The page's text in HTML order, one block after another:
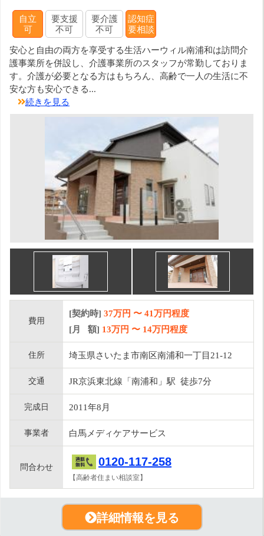
自立
可
要支援
不可
要介護
不可
認知症
要相談
安心と自由の両方を享受する生活ハーウィル南浦和は訪問介
護事業所を併設し、介護事業所のスタッフが常勤しておりま
す。介護が必要となる方はもちろん、高齢で一人の生活に不
安な方も安心できる...
続きを見る
費用
[契約時] 37万円 〜 41万円程度
[月 額] 13万円 〜 14万円程度
住所 埼玉県さいたま市南区南浦和一丁目21-12
交通 JR京浜東北線「南浦和」駅 徒歩7分
完成日 2011年8月
事業者 白馬メディケアサービス
問合わせ 0120-117-258
【高齢者住まい相談室】
詳細情報を見る